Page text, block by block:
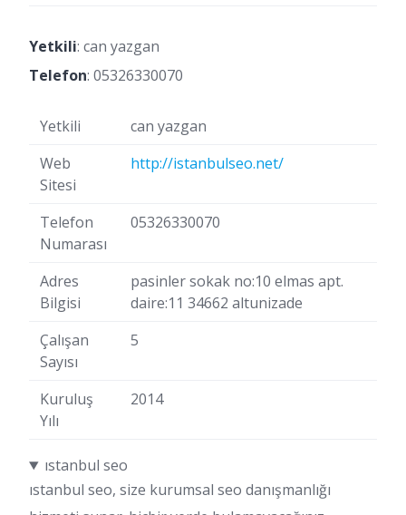
Yetkili: can yazgan
Telefon: 05326330070
Yetkili
can yazgan
Web
Sitesi
http://istanbulseo.net/
Telefon
Numarası
05326330070
Adres
Bilgisi
pasinler sokak no:10 elmas apt.
daire:11 34662 altunizade
Çalışan
Sayısı
5
Kuruluş
Yılı
2014
ıstanbul seo
ıstanbul seo, size kurumsal seo danışmanlığı